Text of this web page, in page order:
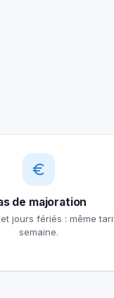
de majoration
jours fériés : même
semaine.